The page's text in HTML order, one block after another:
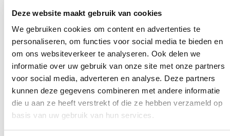
Deze website maakt gebruik van cookies
We gebruiken cookies om content en advertenties te
personaliseren, om functies voor social media te bieden en
om ons websiteverkeer te analyseren. Ook delen we
informatie over uw gebruik van onze site met onze partners
voor social media, adverteren en analyse. Deze partners
kunnen deze gegevens combineren met andere informatie
die u aan ze heeft verstrekt of die ze hebben verzameld op
basis van uw gebruik van hun services.
Inbouwgedeelte
Afbouwgedeelte/bedieningspaneel/
Handdouche
Doucheslang
Handdouche houder
Douchekop
Wandarm